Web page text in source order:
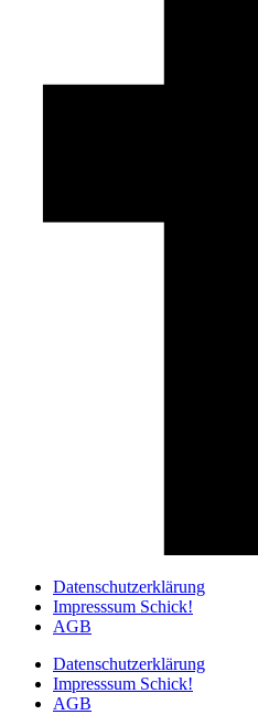
Datenschutzerklärung
Impresssum Schick!
AGB
Datenschutzerklärung
Impresssum Schick!
AGB